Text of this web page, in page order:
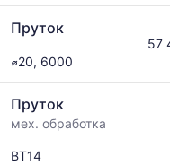
Пруток
⌀20, 6000
57
Пруток
мех. обработка
ВТ14